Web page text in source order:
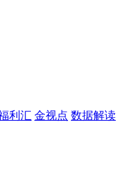
利汇 金视点 数据解读